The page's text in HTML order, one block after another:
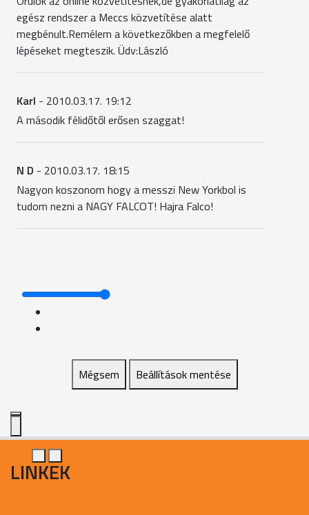
egész rendszer a Meccs közvetítése alatt
megbénult.Remélem a következőkben a megfelelő
lépéseket megteszik. Üdv:László
Karl - 2010.03.17. 19:12
A második félidőtől erősen szaggat!
N D - 2010.03.17. 18:15
Nagyon koszonom hogy a messzi New Yorkbol is
tudom nezni a NAGY FALCOT! Hajra Falco!
Mégsem Beállítások mentése
LINKEK